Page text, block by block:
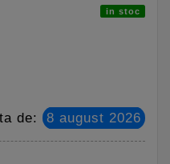
in stoc
de: 8 august 2026